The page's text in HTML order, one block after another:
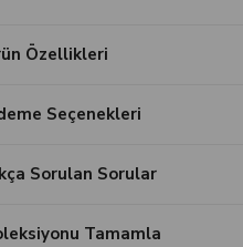
Özellikleri
Seçenekleri
Sorulan Sorular
Tamamla